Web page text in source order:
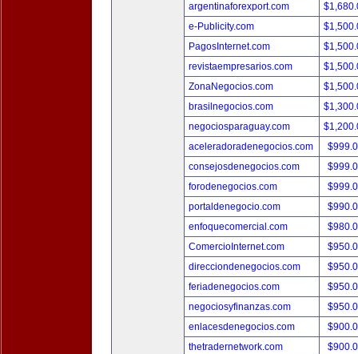
argentinaforexport.com
e-Publicity.com
PagosInternet.com
revistaempresarios.com
ZonaNegocios.com
brasilnegocios.com
negociosparaguay.com
aceleradoradenegocios.com
consejosdenegocios.com
forodenegocios.com
portaldenegocio.com
enfoquecomercial.com
ComercioInternet.com
direcciondenegocios.com
feriadenegocios.com
negociosyfinanzas.com
enlacesdenegocios.com
thetradernetwork.com